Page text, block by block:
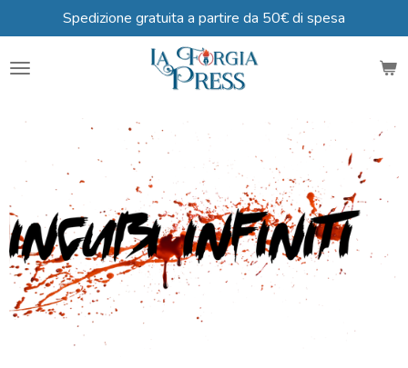
al
contenuto
Spedizione gratuita a partire da 50€ di spesa